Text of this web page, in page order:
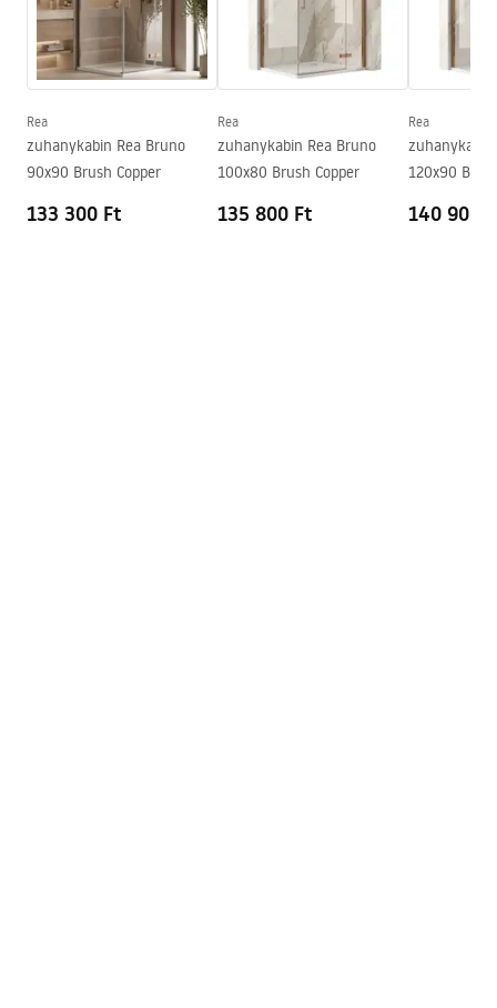
Kádkifolyó
Nem
Nyomásszabályozás
Igen
Anti-Calc rendszer
Bevonási technológia
Garancia
24 Hónap
Garanciális feltételek
Warranty_Terms_and_Conditions_Faucets_-_5.pdf
Összeszerelési útmutató
Rea
zuhanykabin Rea Bruno
90x90 Brush Copper
133 300 Ft
Rea
zuhanykabin Rea Bruno
100x80 Brush Copper
135 800 Ft
Rea
zuhanykabin
120x90
140 900